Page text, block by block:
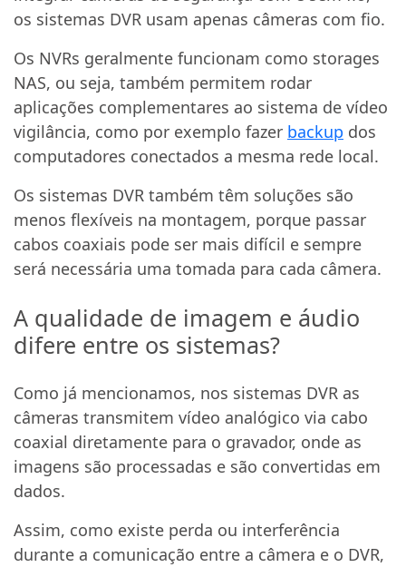
os sistemas DVR usam apenas câmeras com fio.
Os NVRs geralmente funcionam como storages
NAS, ou seja, também permitem rodar
aplicações complementares ao sistema de vídeo
vigilância, como por exemplo fazer backup dos
computadores conectados a mesma rede local.
Os sistemas DVR também têm soluções são
menos flexíveis na montagem, porque passar
cabos coaxiais pode ser mais difícil e sempre
será necessária uma tomada para cada câmera.
A qualidade de imagem e áudio
difere entre os sistemas?
Como já mencionamos, nos sistemas DVR as
câmeras transmitem vídeo analógico via cabo
coaxial diretamente para o gravador, onde as
imagens são processadas e são convertidas em
dados.
Assim, como existe perda ou interferência
durante a comunicação entre a câmera e o DVR,